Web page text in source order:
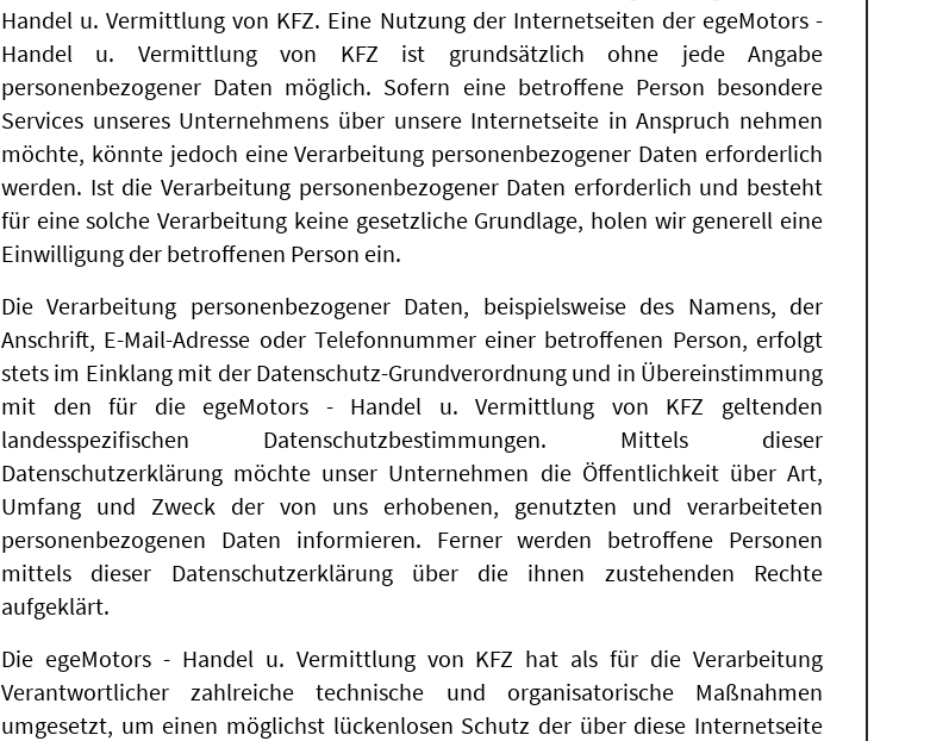
Handel u. Vermittlung von KFZ. Eine Nutzung der Internetseiten der egeMotors -
Handel u. Vermittlung von KFZ ist grundsätzlich ohne jede Angabe
personenbezogener Daten möglich. Sofern eine betroffene Person besondere
Services unseres Unternehmens über unsere Internetseite in Anspruch nehmen
möchte, könnte jedoch eine Verarbeitung personenbezogener Daten erforderlich
werden. Ist die Verarbeitung personenbezogener Daten erforderlich und besteht
für eine solche Verarbeitung keine gesetzliche Grundlage, holen wir generell eine
Einwilligung der betroffenen Person ein.
Die Verarbeitung personenbezogener Daten, beispielsweise des Namens, der
Anschrift, E-Mail-Adresse oder Telefonnummer einer betroffenen Person, erfolgt
stets im Einklang mit der Datenschutz-Grundverordnung und in Übereinstimmung
mit den für die egeMotors - Handel u. Vermittlung von KFZ geltenden
landesspezifischen Datenschutzbestimmungen. Mittels dieser
Datenschutzerklärung möchte unser Unternehmen die Öffentlichkeit über Art,
Umfang und Zweck der von uns erhobenen, genutzten und verarbeiteten
personenbezogenen Daten informieren. Ferner werden betroffene Personen
mittels dieser Datenschutzerklärung über die ihnen zustehenden Rechte
aufgeklärt.
Die egeMotors - Handel u. Vermittlung von KFZ hat als für die Verarbeitung
Verantwortlicher zahlreiche technische und organisatorische Maßnahmen
umgesetzt, um einen möglichst lückenlosen Schutz der über diese Internetseite